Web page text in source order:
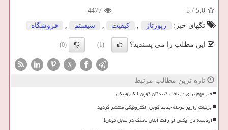
5.0
/
5
4477
تگهای خبر:
رپورتاژ , كیفیت , سیستم , فروشگاه
این مطلب را می پسندید؟ (1)
(0)
X
تازه ترین مطالب مرتبط
خبر مهم برای دریافت کنندگان کوپن الکترونیکی
جزئیات واریز مرحله جدید کوپن الکترونیکی منتشر گردید
اودیسه در ایکس لو رفت ایلان ماسک در مقابل نولان!